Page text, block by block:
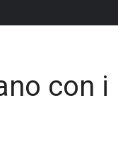
con i